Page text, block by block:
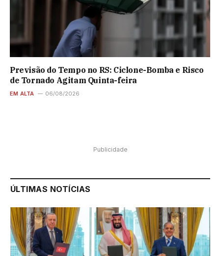
Previsão do Tempo no RS: Ciclone-Bomba e Risco
de Tornado Agitam Quinta-feira
EM ALTA 06/08/2026
Publicidade
ÚLTIMAS NOTÍCIAS